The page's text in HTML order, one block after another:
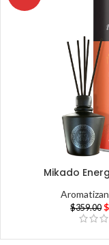
Mikado
$359.00 $